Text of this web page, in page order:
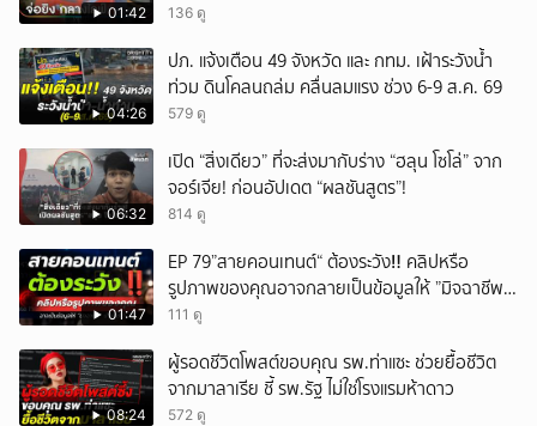
01:42 136 ดู
04:26
ปภ. แจ้งเตือน 49 จังหวัด และ กทม. เฝ้าระวังน้ำ
ท่วม ดินโคลนถล่ม คลื่นลมแรง ช่วง 6-9 ส.ค. 69
579 ดู
06:32
เปิด “สิ่งเดียว” ที่จะส่งมากับร่าง “ฮลุน โซโล่” จาก
จอร์เจีย! ก่อนอัปเดต “ผลชันสูตร”!
814 ดู
01:47
EP 79”สายคอนเทนต์“ ต้องระวัง‼️ คลิปหรือ
รูปภาพของคุณอาจกลายเป็นข้อมูลให้ ”มิจฉาชีพ“
นำไปใช้ได้
111 ดู
08:24
ผู้รอดชีวิตโพสต์ขอบคุณ รพ.ท่าแซะ ช่วยยื้อชีวิต
จากมาลาเรีย ชี้ รพ.รัฐ ไม่ใช่โรงแรมห้าดาว
572 ดู